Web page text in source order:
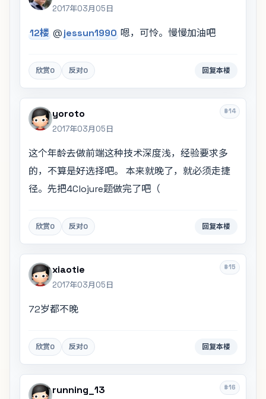
2017年03月05日
12楼 @jessun1990 嗯，可怜。慢慢加油吧
欣赏0 反对0 回复本楼
#14
yoroto
2017年03月05日
这个年龄去做前端这种技术深度浅，经验要求多
的，不算是好选择吧。 本来就晚了，就必须走捷
径。先把4Clojure题做完了吧（
欣赏0 反对0 回复本楼
#15
xiaotie
2017年03月05日
72岁都不晚
欣赏0 反对0 回复本楼
#16
running_13